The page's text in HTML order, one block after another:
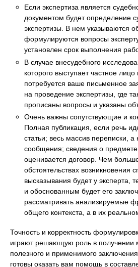
Если экспертиза является
документом будет определение
экспертизы. В нем указываются
формулируются вопросы
установлен срок выполнения
В случае внесудебного
которого выступает частное
потребуется ваше письменное
на проведение экспертизы, где
прописаны вопросы и указаны
Очень важны сопутствующие и
Полная публикация, если речь
статьи; весь массив переписки,
сообщения; сведения о
оценивается договор. Чем
обстоятельствах возникновения
высказывания будет у эксперта,
и обоснованным будет его
рассматривать анализируемые
общего контекста, а в их
Точность и корректность
играют решающую роль в получении
полезного и применимого
готовы оказать вам помощь в